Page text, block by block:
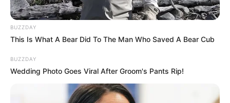
BUZZDAY
This Is What A Bear Did To The Man Who Saved A Bear Cub
BUZZDAY
Wedding Photo Goes Viral After Groom's Pants Rip!